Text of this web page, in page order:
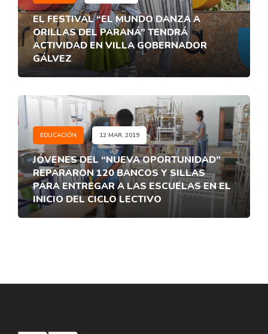
EL FESTIVAL “EL MUNDO DANZA A
ORILLAS DEL PARANÁ” TENDRÁ
ACTIVIDAD EN VILLA GOBERNADOR
GÁLVEZ
EDUCACIÓN 12 MAR, 2019
JÓVENES DEL “NUEVA OPORTUNIDAD”
REPARARON 120 BANCOS Y SILLAS
PARA ENTREGAR A LAS ESCUELAS EN EL
INICIO DEL CICLO LECTIVO